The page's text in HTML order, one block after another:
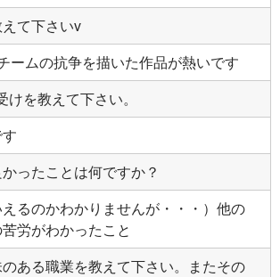
て下さいv
ームの抗争を描いた作品が熱いです
を教えて下さい。
ったことは何ですか？
えるのかわかりませんが・・・）他の
労がわかったこと
ある職業を教えて下さい。またその